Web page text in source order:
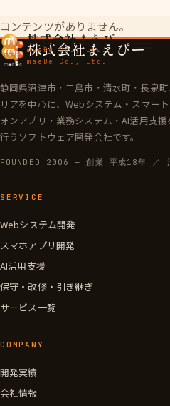
株式会社まえびー
maeBe Co., Ltd.
コンテンツがありません。
株式会社まえびー
maeBe Co., Ltd.
静岡県沼津市・三島市・清水町・長泉
リアを中心に、Webシステム・スマー
ォンアプリ・業務システム・AI活用支援
行うソフトウェア開発会社です。
FOUNDED 2006 — 創業 平成18年 ／
SERVICE
Webシステム開発
スマホアプリ開発
AI活用支援
保守・改修・引き継ぎ
サービス一覧
COMPANY
開発実績
会社情報